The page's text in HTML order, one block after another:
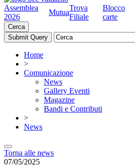
Assemblea
2026
Mutua
Trova
Filiale
Blocco
carte
Cerca
Home
>
Comunicazione
News
Gallery Eventi
Magazine
Bandi e Contributi
>
News
Torna alle news
07/05/2025